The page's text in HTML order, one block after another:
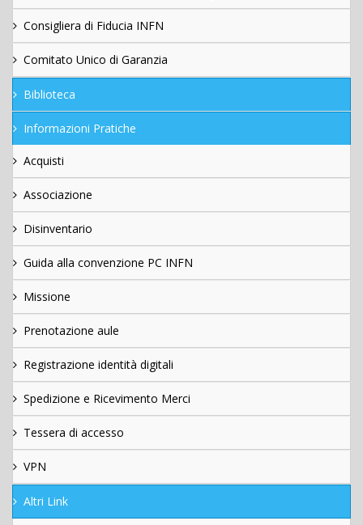
Consigliera di Fiducia INFN
Comitato Unico di Garanzia
Biblioteca
Informazioni Pratiche
Acquisti
Associazione
Disinventario
Guida alla convenzione PC INFN
Missione
Prenotazione aule
Registrazione identità digitali
Spedizione e Ricevimento Merci
Tessera di accesso
VPN
Altri Link